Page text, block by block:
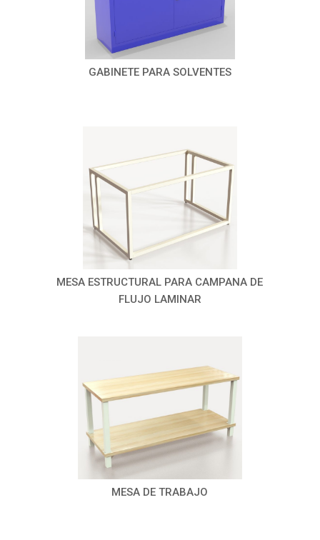
GABINETE PARA SOLVENTES
MESA ESTRUCTURAL PARA CAMPANA DE
FLUJO LAMINAR
MESA DE TRABAJO